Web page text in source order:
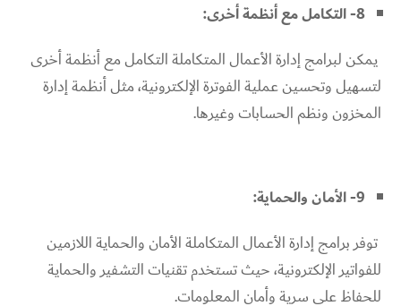
8- التكامل مع أنظمة أخرى:
يمكن لبرامج إدارة الأعمال المتكاملة التكامل مع أنظمة أخرى
لتسهيل وتحسين عملية الفوترة الإلكترونية، مثل أنظمة إدارة
المخزون ونظم الحسابات وغيرها.
9- الأمان والحماية:
توفر برامج إدارة الأعمال المتكاملة الأمان والحماية اللازمين
للفواتير الإلكترونية، حيث تستخدم تقنيات التشفير والحماية
للحفاظ على سرية وأمان المعلومات.